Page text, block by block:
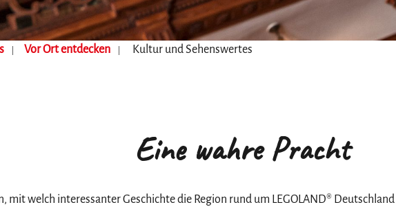
Vor Ort entdecken Kultur und Sehenswertes
Eine wahre Pracht
mit welch interessanter Geschichte die Region rund um LEGOLAND®